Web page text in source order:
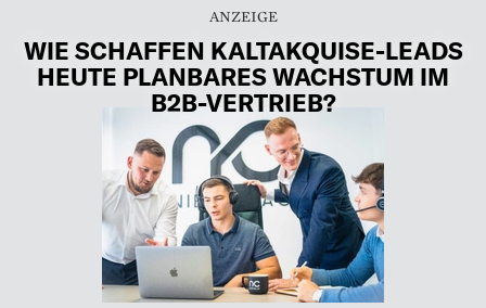
WIE SCHAFFEN KALTAKQUISE-LEADS
HEUTE PLANBARES WACHSTUM IM
B2B-VERTRIEB?